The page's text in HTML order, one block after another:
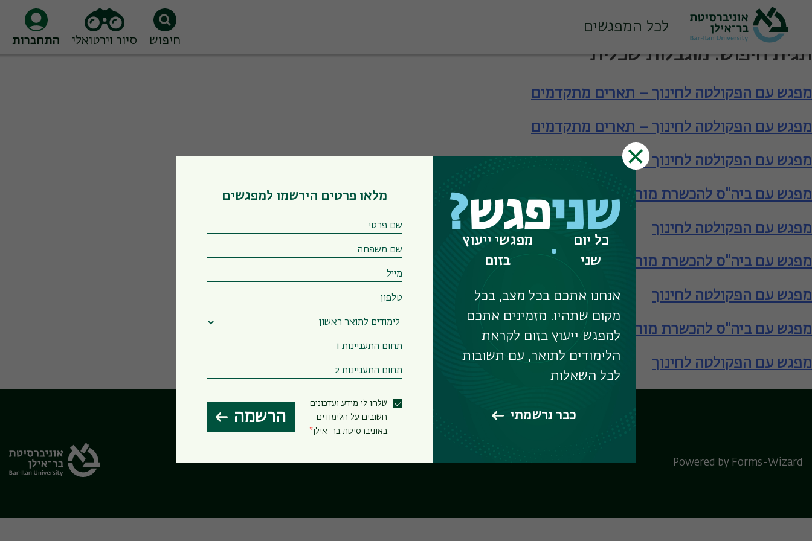
to
לכל המפגשים
חיפוש סיור וירטואלי התחברות
תגית חיפוש: מוגבלות שכלית
מפגש עם הפקולטה לחינוך – תארים מתקדמים
מפגש עם הפקולטה לחינוך – תארים מתקדמים
מפגש עם הפקולטה לחינוך – תארים מתקדמים
מפגש עם ביה"ס להכשרת מורים – תעודת הוראה
מפגש עם הפקולטה לחינוך
מפגש עם ביה"ס להכשרת מורים – תעודת הוראה
מפגש עם הפקולטה לחינוך
מפגש עם ביה"ס להכשרת מורים – תעודת הוראה
מפגש עם הפקולטה לחינוך
לוח המפגשים המרכזי הבחירות שלי
Powered by Forms-Wizard
שניפגש?
כל יום
שני
מפגשי ייעוץ
בזום
אנחנו אתכם בכל מצב, בכל
מקום שתהיו. מזמינים אתכם
למפגש ייעוץ בזום לקראת
הלימודים לתואר, עם תשובות
לכל השאלות
כבר נרשמתי
מלאו פרטים הירשמו למפגשים
שלחו לי מידע ועדכונים
חשובים על הלימודים
באוניברסיטת בר-אילן
הרשמה